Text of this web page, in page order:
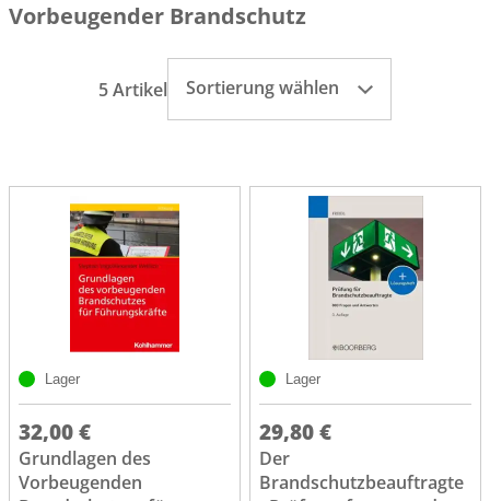
Vorbeugender Brandschutz
5 Artikel Sortierung wählen
Lager
32,00 €
Grundlagen des
Vorbeugenden
Lager
29,80 €
Der
Brandschutzbeauftragte